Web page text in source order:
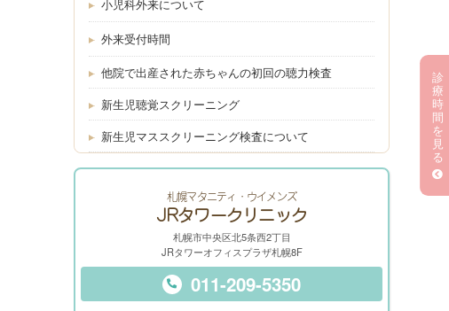
診
療
時
間
を
見
る
小児科外来について
外来受付時間
他院で出産された赤ちゃんの初回の聴力検査
新生児聴覚スクリーニング
新生児マススクリーニング検査について
札幌マタニティ・ウイメンズ
JRタワークリニック
札幌市中央区北5条西2丁目
JRタワーオフィスプラザ札幌8F
011-209-5350